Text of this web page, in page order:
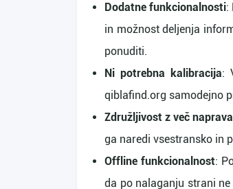
Dodatne funkcionalnosti:
in možnost deljenja
ponuditi.
Ni potrebna kalibracija:
qiblafind.org samodejno
Združljivost z več
ga naredi vsestransko in
Offline funkcionalnost:
da po nalaganju strani